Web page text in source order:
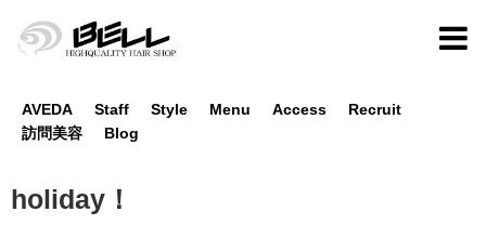
AVEDA Staff Style Menu Access
Recruit
訪問美容
Blog
holiday！